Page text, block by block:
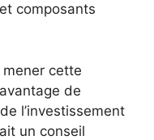
composants
cette
de
l’investissement
un conseil